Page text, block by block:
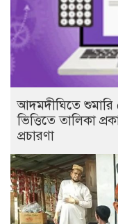
আদমদীঘিতে শুমারি
ভিত্তিতে তালিকা
প্রচারণা